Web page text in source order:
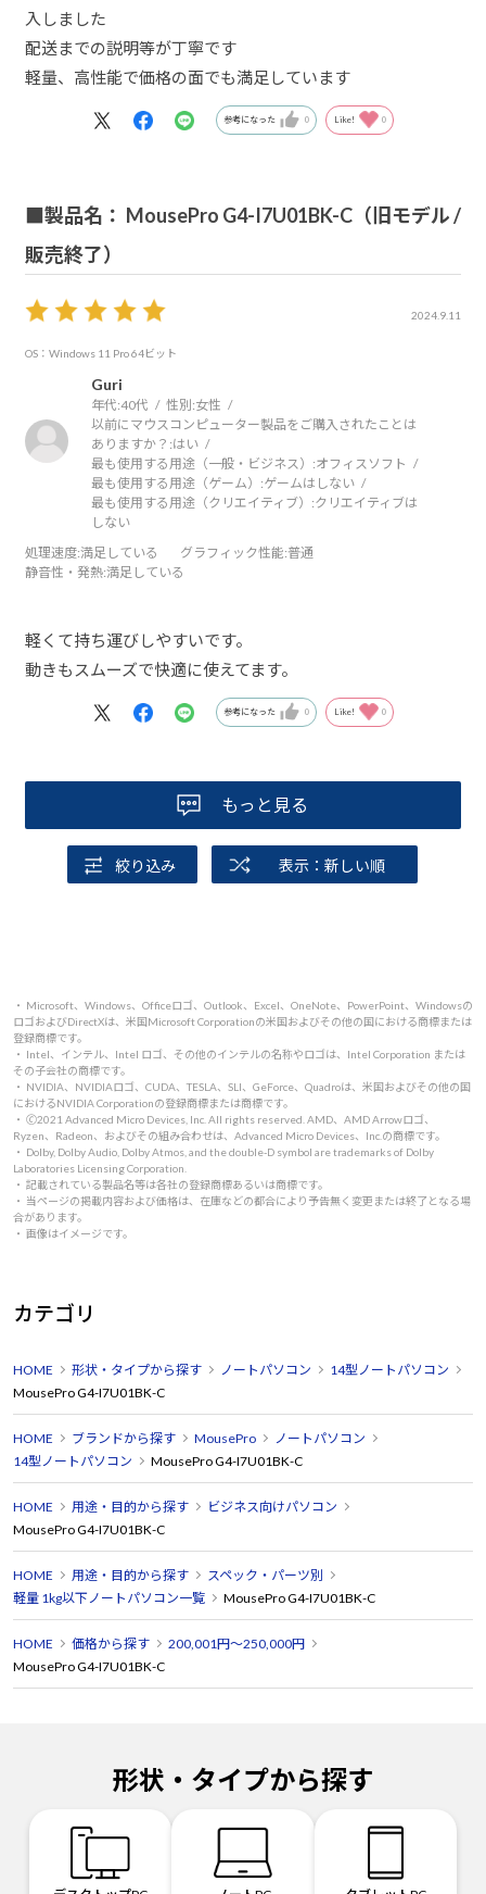
入しました
配送までの説明等が丁寧です
軽量、高性能で価格の面でも満足しています
参考になった 0 Like! 0
■製品名： MousePro G4-I7U01BK-C（旧モデル /
販売終了）
2024.9.11
OS：Windows 11 Pro 64ビット
Guri
年代:40代 性別:女性
以前にマウスコンピューター製品をご購入されたことは
ありますか？:はい
最も使用する用途（一般・ビジネス）:オフィスソフト
最も使用する用途（ゲーム）:ゲームはしない
最も使用する用途（クリエイティブ）:クリエイティブは
しない
処理速度:満足している グラフィック性能:普通
静音性・発熱:満足している
軽くて持ち運びしやすいです。
動きもスムーズで快適に使えてます。
参考になった 0 Like! 0
もっと見る
絞り込み 表示：新しい順
・ Microsoft、Windows、Officeロゴ、Outlook、Excel、OneNote、PowerPoint、Windowsの
ロゴおよびDirectXは、米国Microsoft Corporationの米国およびその他の国における商標または
登録商標です。
・ Intel、インテル、Intel ロゴ、その他のインテルの名称やロゴは、Intel Corporation または
その子会社の商標です。
・ NVIDIA、NVIDIAロゴ、CUDA、TESLA、SLI、GeForce、Quadroは、米国およびその他の国
におけるNVIDIA Corporationの登録商標または商標です。
・ 🄫2021 Advanced Micro Devices, Inc. All rights reserved. AMD、AMD Arrowロゴ、
Ryzen、Radeon、およびその組み合わせは、Advanced Micro Devices、Inc.の商標です。
・ Dolby, Dolby Audio, Dolby Atmos, and the double-D symbol are trademarks of Dolby
Laboratories Licensing Corporation.
・ 記載されている製品名等は各社の登録商標あるいは商標です。
・ 当ページの掲載内容および価格は、在庫などの都合により予告無く変更または終了となる場
合があります。
・ 画像はイメージです。
カテゴリ
HOME 形状・タイプから探す ノートパソコン
14型ノートパソコン
MousePro G4-I7U01BK-C
HOME ブランドから探す MousePro
ノートパソコン
14型ノートパソコン
MousePro G4-I7U01BK-C
HOME 用途・目的から探す
ビジネス向けパソコン
MousePro G4-I7U01BK-C
HOME 用途・目的から探す
スペック・パーツ別
軽量 1kg以下ノートパソコン一覧
MousePro G4-I7U01BK-C
HOME 価格から探す
200,001円～250,000円
MousePro G4-I7U01BK-C
形状・タイプから探す